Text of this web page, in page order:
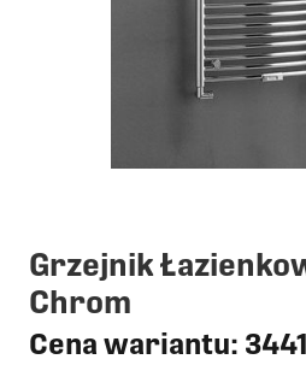
Grzejnik
Chrom
Cena wariantu: